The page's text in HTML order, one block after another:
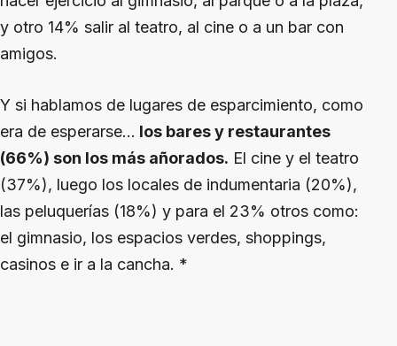
y otro 14% salir al teatro, al cine o a un bar con
amigos.
Y si hablamos de lugares de esparcimiento, como
era de esperarse… los bares y restaurantes
(66%) son los más añorados. El cine y el teatro
(37%), luego los locales de indumentaria (20%),
las peluquerías (18%) y para el 23% otros como:
el gimnasio, los espacios verdes, shoppings,
casinos e ir a la cancha. *